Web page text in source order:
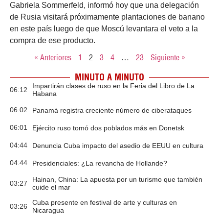
Gabriela Sommerfeld, informó hoy que una delegación
de Rusia visitará próximamente plantaciones de banano
en este país luego de que Moscú levantara el veto a la
compra de ese producto.
« Anteriores 1 2 3 4 … 23 Siguiente »
MINUTO A MINUTO
06:12
Impartirán clases de ruso en la Feria del Libro de La
Habana
06:02 Panamá registra creciente número de ciberataques
06:01 Ejército ruso tomó dos poblados más en Donetsk
04:44 Denuncia Cuba impacto del asedio de EEUU en cultura
04:44 Presidenciales: ¿La revancha de Hollande?
03:27
Hainan, China: La apuesta por un turismo que también
cuide el mar
03:26
Cuba presente en festival de arte y culturas en
Nicaragua